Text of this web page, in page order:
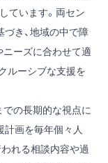
ています。両セン
づき、地域の中で障
ニーズに合わせて適
ルーシブな支援を
の長期的な視点に
計画を毎年個々人
れる相談内容や過